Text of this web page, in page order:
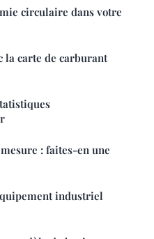
circulaire dans votre
la carte de carburant
: faites-en une
industriel